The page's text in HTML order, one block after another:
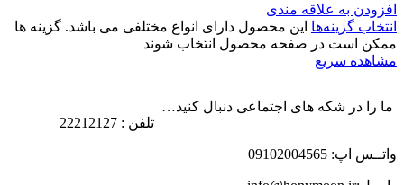
افزودن به علاقه مندی
انتخاب گزینه‌ها این محصول دارای انواع مختلفی می باشد. گزینه ها
ممکن است در صفحه محصول انتخاب شوند
مشاهده سریع
ما را در شکه های اجتماعی دنبال کنید…
تلفن : 22212127
واتــس اپ: 09102004565